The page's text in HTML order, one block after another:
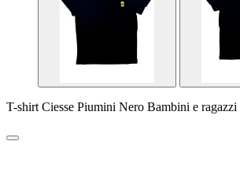
T-shirt Ciesse Piumini Nero Bambini e